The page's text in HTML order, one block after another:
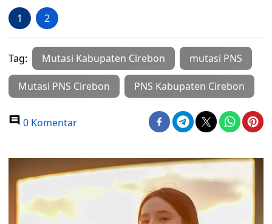
1 2
Tag: Mutasi Kabupaten Cirebon mutasi PNS
Mutasi PNS Cirebon PNS Kabupaten Cirebon
0 Komentar